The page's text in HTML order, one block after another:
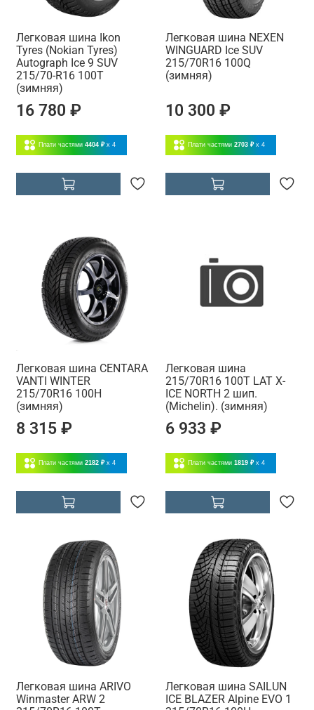
Легковая шина Ikon
Tyres (Nokian Tyres)
Autograph Ice 9 SUV
215/70-R16 100T
(зимняя)
16 780 ₽
Плати частями 4404 ₽ x 4
Легковая шина NEXEN
WINGUARD Ice SUV
215/70R16 100Q
(зимняя)
10 300 ₽
Плати частями 2703 ₽ x 4
Легковая шина CENTARA
VANTI WINTER
215/70R16 100H
(зимняя)
8 315 ₽
Плати частями 2182 ₽ x 4
Легковая шина
215/70R16 100T LAT X-
ICE NORTH 2 шип.
(Michelin). (зимняя)
6 933 ₽
Плати частями 1819 ₽ x 4
Легковая шина ARIVO
Winmaster ARW 2
Легковая шина SAILUN
ICE BLAZER Alpine EVO 1